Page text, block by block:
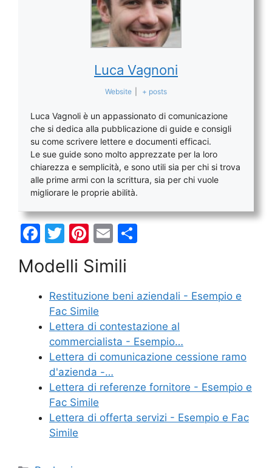
Luca Vagnoni
Website + posts
Luca Vagnoli è un appassionato di comunicazione
che si dedica alla pubblicazione di guide e consigli
su come scrivere lettere e documenti efficaci.
Le sue guide sono molto apprezzate per la loro
chiarezza e semplicità, e sono utili sia per chi si trova
alle prime armi con la scrittura, sia per chi vuole
migliorare le proprie abilità.
F
c
e
b
o
o
k
T
itt
er
Pi
er
e
st
E
ai
l
di
di
Modelli Simili
Restituzione beni aziendali - Esempio e
Fac Simile
Lettera di contestazione al
commercialista - Esempio…
Lettera di comunicazione cessione ramo
d'azienda -…
Lettera di referenze fornitore - Esempio e
Fac Simile
Lettera di offerta servizi - Esempio e Fac
Simile